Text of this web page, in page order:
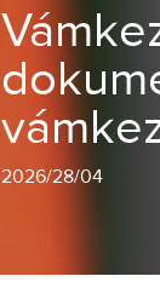
2026/28/04